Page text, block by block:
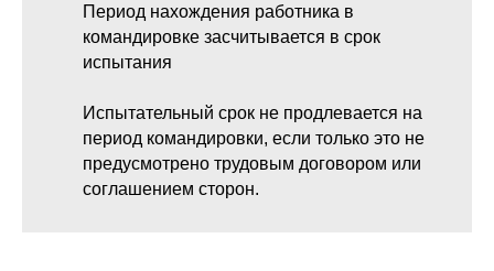
Период нахождения работника в
командировке засчитывается в срок
испытания
Испытательный срок не продлевается на
период командировки, если только это не
предусмотрено трудовым договором или
соглашением сторон.